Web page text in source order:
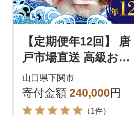
【定期便年12回】 唐
戸市場直送 高級お刺
身 各2人前 毎月発送
冷凍 真空 鮮魚 EY025-
x
山口県下関市
寄付金額 240,000円
（1件）